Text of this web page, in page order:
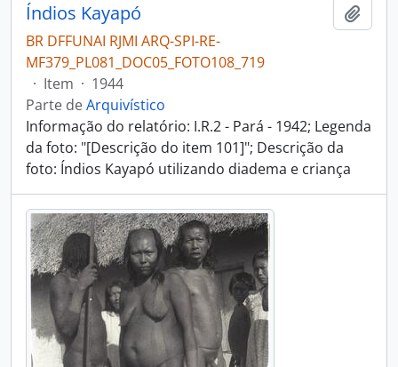
Índios Kayapó
BR DFFUNAI RJMI ARQ-SPI-RE-
MF379_PL081_DOC05_FOTO108_719
· Item · 1944
Parte deArquivístico
Informação do relatório: I.R.2 - Pará - 1942; Legenda
da foto: "[Descrição do item 101]"; Descrição da
foto: Índios Kayapó utilizando diadema e criança